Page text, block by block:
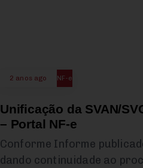
2 anos ago NF-e
Unificação da SVAN/
– Portal NF-e
Conforme Informe
dando continuidade ao